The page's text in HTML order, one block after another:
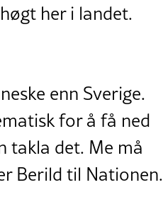
her i landet.
enn Sverige.
for å få ned
det. Me må
Berild til Nationen.